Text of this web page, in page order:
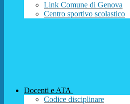
Link Comune di Genova
Centro sportivo scolastico
Docenti e ATA
Codice disciplinare